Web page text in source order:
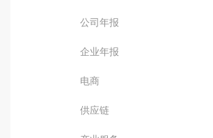
公司年报
企业年报
电商
供应链